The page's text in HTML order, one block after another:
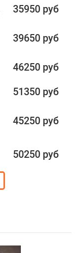
35950 руб
39650 руб
46250 руб
51350 руб
45250 руб
50250 руб